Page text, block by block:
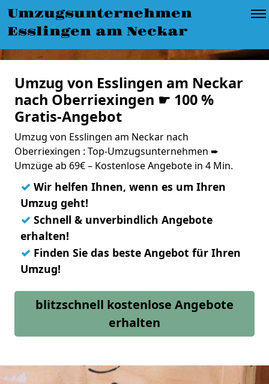
Umzugsunternehmen
Esslingen am Neckar
Umzug von Esslingen am Neckar
nach Oberriexingen ☛ 100 %
Gratis-Angebot
Umzug von Esslingen am Neckar nach
Oberriexingen : Top-Umzugsunternehmen ➨
Umzüge ab 69€ – Kostenlose Angebote in 4 Min.
✓ Wir helfen Ihnen, wenn es um Ihren
Umzug geht!
✓ Schnell & unverbindlich Angebote
erhalten!
✓ Finden Sie das beste Angebot für Ihren
Umzug!
blitzschnell kostenlose Angebote
erhalten